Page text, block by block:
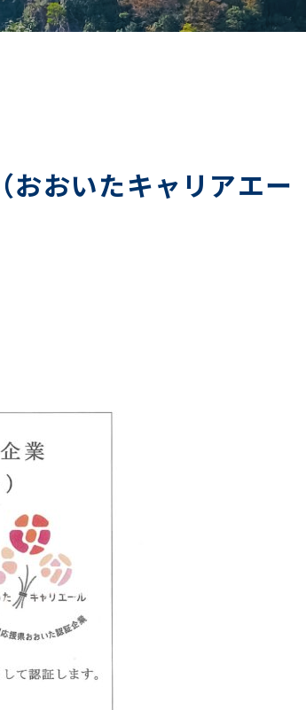
おおいたキャリアエー